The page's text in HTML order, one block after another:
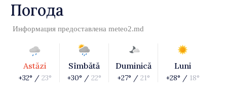
Погода
Информация предоставлена meteo2.md
Astăzi
+32° / 23°
Sîmbătă
+30° / 22°
Duminică
+27° / 21°
Luni
+28° / 18°